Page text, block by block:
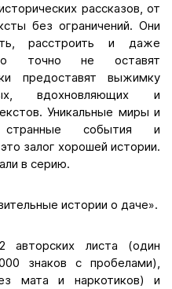
рассказов, от
без ограничений. Они
расстроить и даже
точно не оставят
предоставят выжимку
вдохновляющих и
Уникальные миры и
странные события и
залог хорошей истории.
в серию.
истории о даче».
авторских листа (один
знаков с пробелами),
мата и наркотиков) и